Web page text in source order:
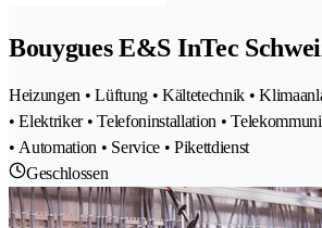
Bouygues E&S InTec
Heizungen • Lüftung • Kältetechnik •
• Elektriker • Telefoninstallation •
• Automation • Service • Pikettdienst
Geschlossen